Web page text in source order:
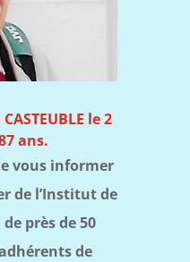
le 2
ans.
vous informer
de l’Institut de
près de 50
de